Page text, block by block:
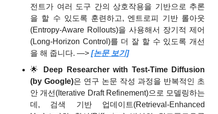
전트가 여러 도구 간의 상호작용을 기반으로 추론
을 할 수 있도록 훈련하고, 엔트로피 기반 롤아웃
(Entropy-Aware Rollouts)을 사용해서 장기적 제어
(Long-Horizon Control)를 더 잘 할 수 있도록 개선
을 해 줍니다. —> [논문 보기]
🌟
Deep Researcher with Test-Time Diffusion
(by Google)은 연구 논문 작성 과정을 반복적인 초
안 개선(Iterative Draft Refinement)으로 모델링하는
데, 검색 기반 업데이트(Retrieval-Enhanced